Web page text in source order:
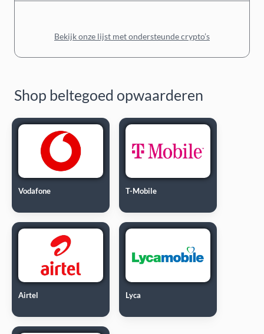
Bekijk onze lijst met ondersteunde crypto’s
Shop beltegoed opwaarderen
Vodafone T-Mobile
Airtel Lyca